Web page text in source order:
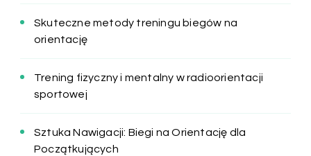
Skuteczne metody treningu biegów na
orientację
Trening fizyczny i mentalny w radioorientacji
sportowej
Sztuka Nawigacji: Biegi na Orientację dla
Początkujących